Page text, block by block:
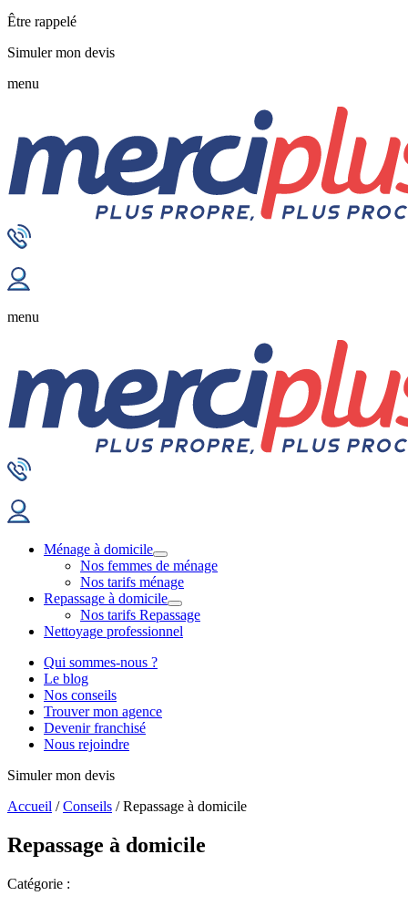
Être rappelé
Simuler mon devis
menu
menu
Ménage à domicile
Nos femmes de ménage
Nos tarifs ménage
Repassage à domicile
Nos tarifs Repassage
Nettoyage professionnel
Qui sommes-nous ?
Le blog
Nos conseils
Trouver mon agence
Devenir franchisé
Nous rejoindre
Simuler mon devis
Accueil /Conseils /Repassage à domicile
Repassage à domicile
Catégorie :